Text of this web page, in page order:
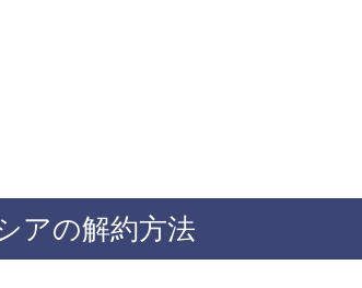
アの解約方法